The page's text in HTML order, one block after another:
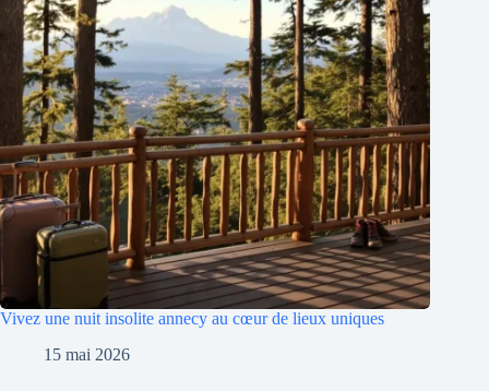
Vivez une nuit insolite annecy au cœur de lieux uniques
15 mai 2026